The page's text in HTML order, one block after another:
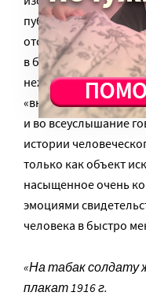
публицистическому
отстраненно и,
в большей степени
нежели современной
«включается» его
и во всеуслышание
истории
только как объект
насыщенное очень
эмоциями
человека в быстро
«На табак солдату
плакат 1916 г.